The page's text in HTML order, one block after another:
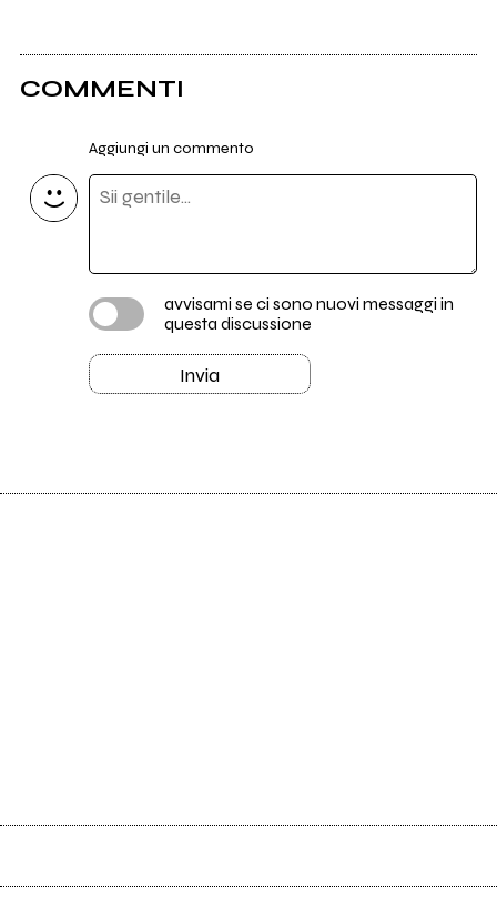
COMMENTI
Aggiungi un commento
avvisami se ci sono nuovi messaggi in
questa discussione
Invia